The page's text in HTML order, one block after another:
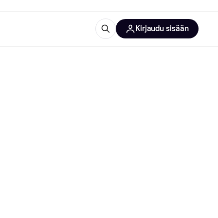
Kirjaudu sisään